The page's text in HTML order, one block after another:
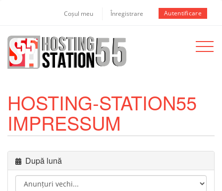
Coșul meu Înregistrare Autentificare
Toggle
HOSTING-STATION55
IMPRESSUM
După lună